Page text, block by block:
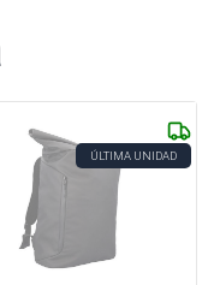
ÚLTIMA UNIDAD